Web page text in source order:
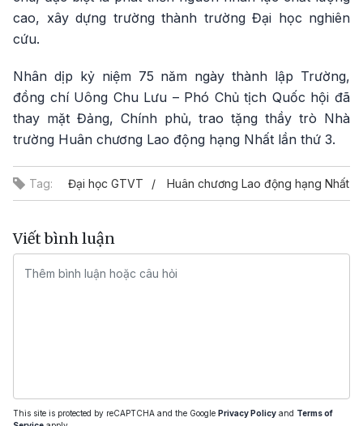
cao, xây dựng trường thành trường Đại học nghiên
cứu.
Nhân dịp kỷ niệm 75 năm ngày thành lập Trường,
đồng chí Uông Chu Lưu – Phó Chủ tịch Quốc hội đã
thay mặt Đảng, Chính phủ, trao tặng thầy trò Nhà
trường Huân chương Lao động hạng Nhất lần thứ 3.
Tag: Đại học GTVT Huân chương Lao động hạng Nhất
Viết bình luận
This site is protected by reCAPTCHA and the Google Privacy Policy and Terms of